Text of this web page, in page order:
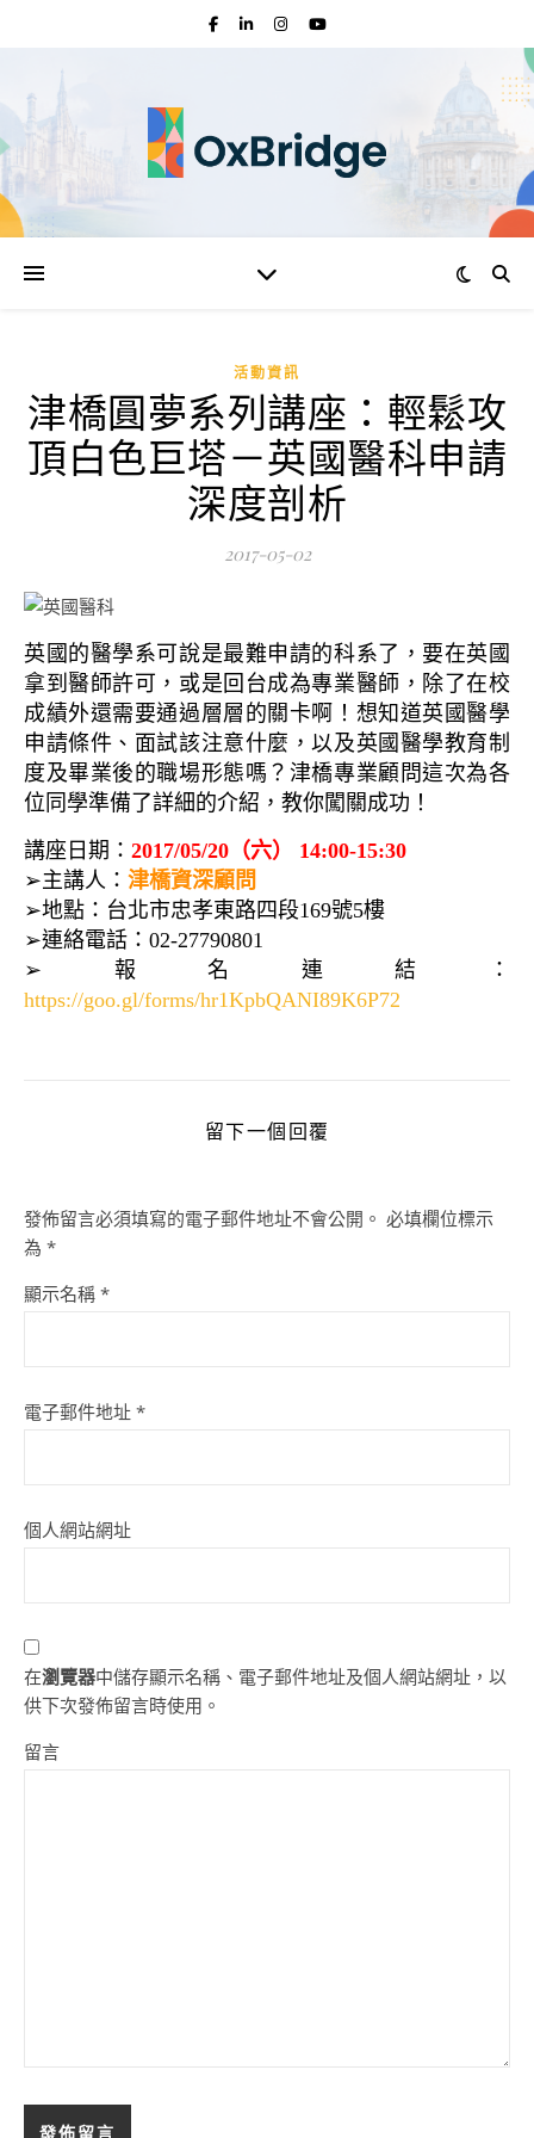
活動資訊
津橋圓夢系列講座：輕鬆攻
頂白色巨塔－英國醫科申請
深度剖析
2017-05-02
英國的醫學系可說是最難申請的科系了，要在英國
拿到醫師許可，或是回台成為專業醫師，除了在校
成績外還需要通過層層的關卡啊！想知道英國醫學
申請條件、面試該注意什麼，以及英國醫學教育制
度及畢業後的職場形態嗎？津橋專業顧問這次為各
位同學準備了詳細的介紹，教你闖關成功！
講座日期： 2017/05/20（六） 14:00-15:30
➢主講人： 津橋資深顧問
➢地點：台北市忠孝東路四段169號5樓
➢連絡電話：02-27790801
➢報名連結：
https://goo.gl/forms/hr1KpbQANI89K6P72
留下一個回覆
發佈留言必須填寫的電子郵件地址不會公開。 必填欄位標示
為 *
顯示名稱 *
電子郵件地址 *
個人網站網址
在瀏覽器中儲存顯示名稱、電子郵件地址及個人網站網址，以
供下次發佈留言時使用。
留言